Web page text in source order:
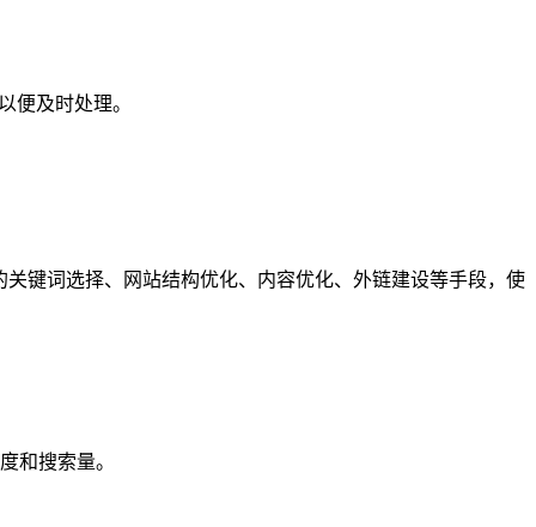
便及时处理。
键词选择、网站结构优化、内容优化、外链建设等手段，使
和搜索量。